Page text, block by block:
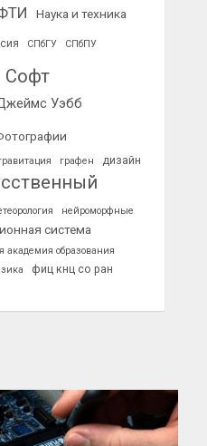
Наука и техника
СПбГУ СПбПУ
Софт
Уэбб
графен
дизайн
нейроморфные
система
академия образования
фиц кнц со ран